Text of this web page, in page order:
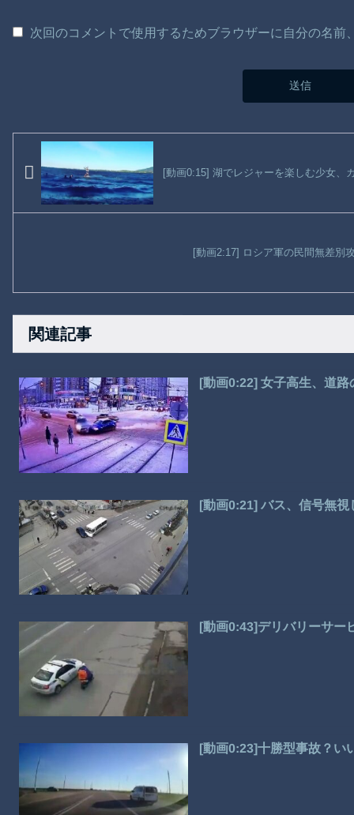
次回のコメントで使用するためブラウザーに自分の名
[動画0:15] 湖でレジャーを楽しむ少女、
[動画2:17] ロシア軍の民間無差別
関連記事
[動画0:22] 女子高生、道
[動画0:21] バス、信号無視
[動画0:43]デリバリーサー
[動画0:23]十勝型事故？い